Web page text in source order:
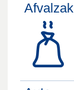
Afvalzak